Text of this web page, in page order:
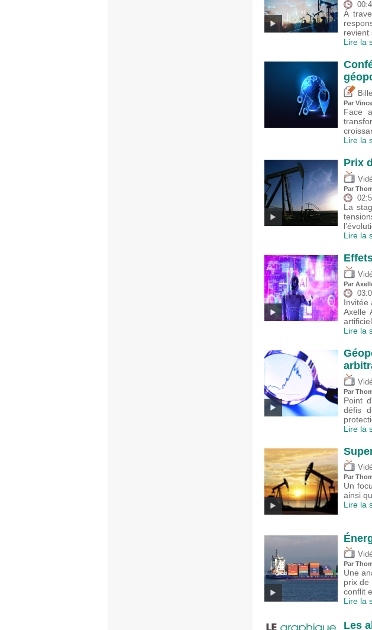
À
revient
Lire la
Par
Face
Lire la
Prix
Par
La
Lire la
Par
Invitée
Axelle
Lire la
Par
Point
défis
Lire la
Par
Un
ainsi
Lire la
Par
Une
prix de
conflit
Lire la
Les